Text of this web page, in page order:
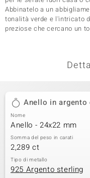
Abbinatelo a un
tonalità verde e l'intricato
preziose che cercano un
Anello in argento
Nome
Anello - 24x22 mm
Somma del peso in carati
2,289 ct
Tipo di metallo
925 Argento sterling